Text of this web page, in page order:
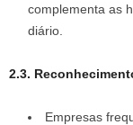
complementa as
diário.
2.3.
Empresas